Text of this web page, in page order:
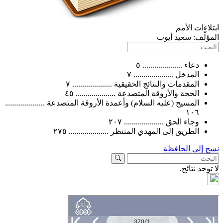
الأمم
سعيد أيوب
دعاء .................... ٥
المدخل .................... ٧
المقدمات والنتائج الحقيقية .................... ٧
الحجة والأروقة المتصدعة .................... ٤٥
المسيح (عليه السلام) وأعمدة الأروقة المتصدعة ....................
وجاء الحق .................... ٢٠٧
الطريق إلى المهدي المنتظر .................... ٢٧٥
الحافظة
نتائج.